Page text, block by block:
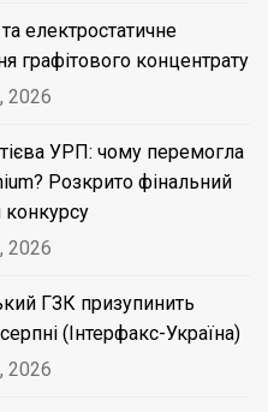
електростатичне
графітового концентрату
2026
УРП: чому перемогла
Розкрито фінальний
конкурсу
2026
ГЗК призупинить
(Інтерфакс-Україна)
2026